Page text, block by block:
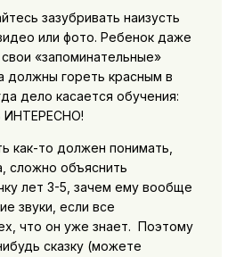
зазубривать наизусть
или фото. Ребенок даже
«запоминательные»
должны гореть красным в
дело касается обучения:
как-то должен понимать,
сложно объяснить
лет 3-5, зачем ему вообще
звуки, если все
что он уже знает. Поэтому
сказку (можете